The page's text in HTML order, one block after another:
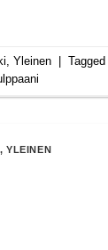
, Yleinen Tagged
,YLEINEN